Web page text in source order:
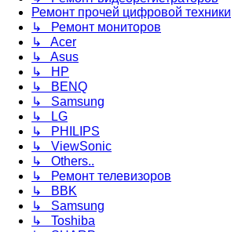
Ремонт прочей цифровой техники
↳ Ремонт мониторов
↳ Acer
↳ Asus
↳ HP
↳ BENQ
↳ Samsung
↳ LG
↳ PHILIPS
↳ ViewSonic
↳ Others..
↳ Ремонт телевизоров
↳ BBK
↳ Samsung
↳ Toshiba